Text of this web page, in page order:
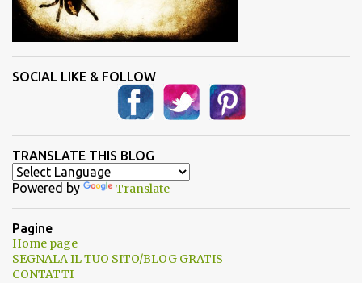
SOCIAL LIKE & FOLLOW
TRANSLATE THIS BLOG
Powered by Translate
Pagine
Home page
SEGNALA IL TUO SITO/BLOG GRATIS
CONTATTI